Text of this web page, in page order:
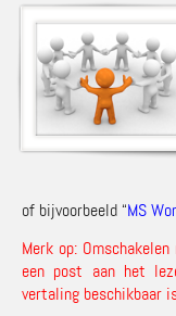
of bijvoorbeeld “MS
Merk op:
een post aan het
vertaling beschikbaar